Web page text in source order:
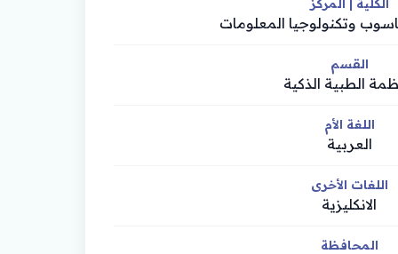
الكلية | المركز
وتكنولوجيا المعلومات
القسم
الطبية الذكية
اللغة الأم
العربية
اللغات الأخرى
الانكليزية
المحافظة